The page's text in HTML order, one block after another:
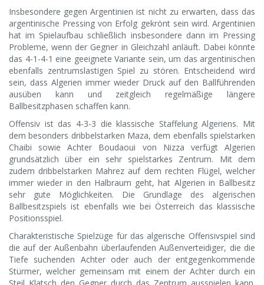
Insbesondere gegen Argentinien ist nicht zu erwarten, dass das
argentinische Pressing von Erfolg gekrönt sein wird. Argentinien
hat im Spielaufbau schließlich insbesondere dann im Pressing
Probleme, wenn der Gegner in Gleichzahl anläuft. Dabei könnte
das 4-1-4-1 eine geeignete Variante sein, um das argentinischen
ebenfalls zentrumslastigen Spiel zu stören. Entscheidend wird
sein, dass Algerien immer wieder Druck auf den Ballführenden
ausüben kann und zeitgleich regelmäßige längere
Ballbesitzphasen schaffen kann.
Offensiv ist das 4-3-3 die klassische Staffelung Algeriens. Mit
dem besonders dribbelstarken Maza, dem ebenfalls spielstarken
Chaibi sowie Achter Boudaoui von Nizza verfügt Algerien
grundsätzlich über ein sehr spielstarkes Zentrum. Mit dem
zudem dribbelstarken Mahrez auf dem rechten Flügel, welcher
immer wieder in den Halbraum geht, hat Algerien in Ballbesitz
sehr gute Möglichkeiten. Die Grundlage des algerischen
Ballbesitzspiels ist ebenfalls wie bei Österreich das klassische
Positionsspiel.
Charakteristische Spielzüge für das algerische Offensivspiel sind
die auf der Außenbahn überlaufenden Außenverteidiger, die die
Tiefe suchenden Achter oder auch der entgegenkommende
Stürmer, welcher gemeinsam mit einem der Achter durch ein